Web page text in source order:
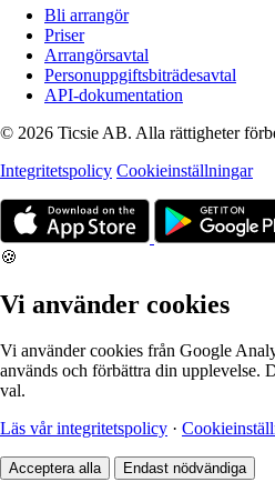
Bli arrangör
Priser
Arrangörsavtal
Personuppgiftsbiträdesavtal
API-dokumentation
© 2026 Ticsie AB. Alla rättigheter
Integritetspolicy Cookieinställningar
🍪
Vi använder cookies
Vi använder cookies från Google
används och förbättra din upplevelse.
val.
Läs vår integritetspolicy ·
Acceptera alla Endast nödvändiga